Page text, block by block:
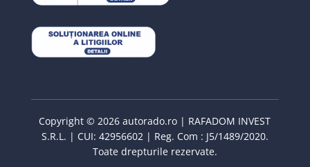
Copyright © 2026 autorado.ro | RAFADOM INVEST
S.R.L. | CUI: 42956602 | Reg. Com : J5/1489/2020.
Toate drepturile rezervate.